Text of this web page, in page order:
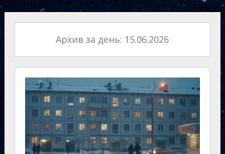
Архив за день: 15.06.2026